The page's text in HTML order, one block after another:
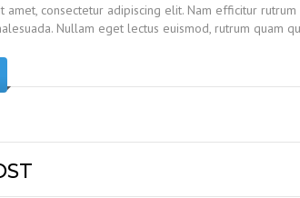
amet, consectetur adipiscing elit. Nam efficitur
Nullam eget lectus euismod, rutrum quam